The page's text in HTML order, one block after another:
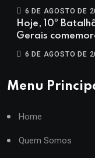
6 DE AGOSTO DE
Hoje, 10º
Gerais
6 DE AGOSTO DE
Menu
Home
Quem Somos